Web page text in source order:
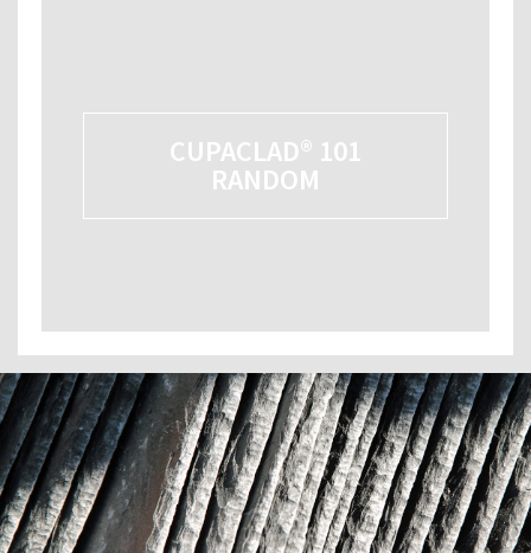
CUPACLAD® 101
RANDOM